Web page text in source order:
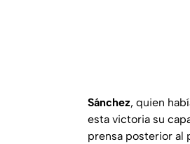
Sánchez, quien
esta victoria su
prensa posterior al